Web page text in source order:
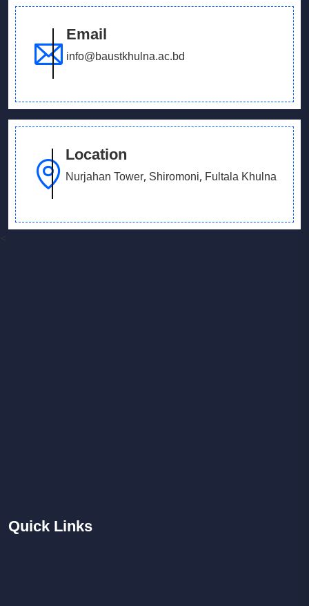
Email
info@baustkhulna.ac.bd
Location
Nurjahan Tower, Shiromoni, Fultala Khulna
Quick Links